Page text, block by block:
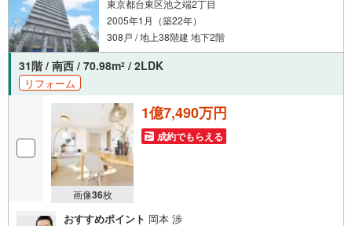
東京都台東区池之端2丁目
2005年1月（築22年）
308戸 / 地上38階建 地下2階
31階 / 南西 / 70.98m2 / 2LDK
リフォーム
画像36枚
1億7,490万円
成約でもらえる
おすすめポイント 岡本 渉